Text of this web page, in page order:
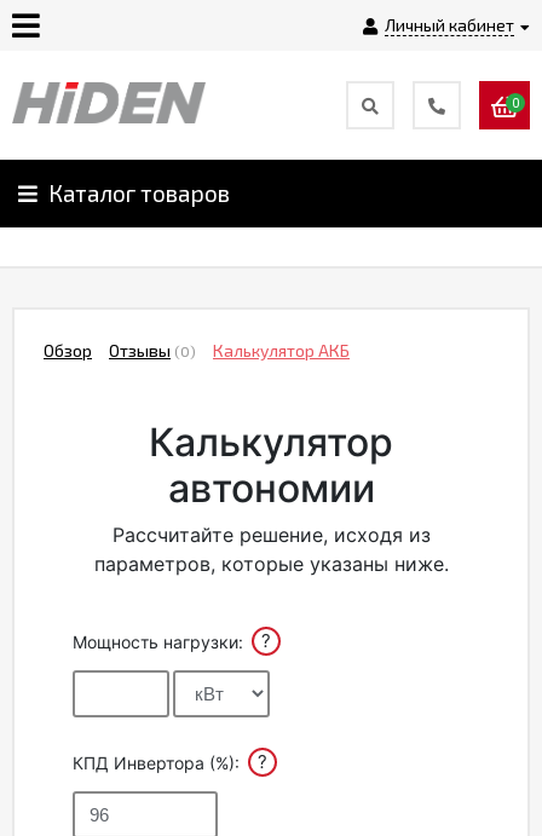
Личный кабинет
Главная
О
Оплата
Партнерам
Контакты
0
Каталог товаров
Обзор Отзывы (0) Калькулятор АКБ
Калькулятор
автономии
Рассчитайте решение, исходя из
параметров, которые указаны ниже.
Мощность нагрузки: ?
КПД Инвертора (%): ?